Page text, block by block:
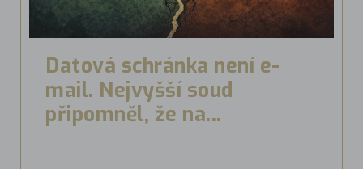
Datová schránka není e-
mail. Nejvyšší soud
připomněl, že na...